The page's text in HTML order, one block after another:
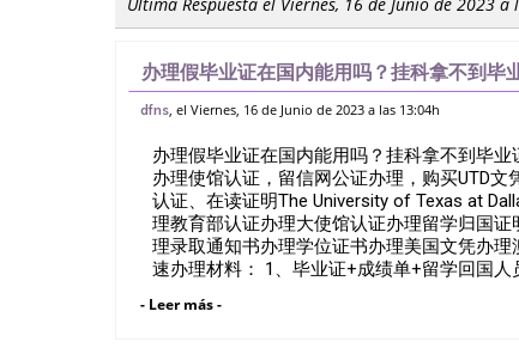
办理假毕业证在国内能用吗？挂科拿不到
信551190476办理使馆认证，留信网公证办
dfns, el Viernes, 16 de Junio de 2023 a las 13:04h
办理假毕业证在国内能用吗？挂科拿不到毕
办理使馆认证，留信网公证办理，购买UTD
认证、在读证明The University of Texas at
理教育部认证办理大使馆认证办理留学归国
理录取通知书办理学位证书办理美国文凭办
速办理材料： 1、毕业证+成绩单+留学回国
材料（申请学校、转学，甚至是申请工签都
- Leer más -